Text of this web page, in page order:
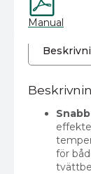
Manual
för